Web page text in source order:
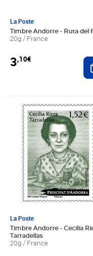
La Poste
Timbre Andorre - Ruta del
20g / France
3,10€
La Poste
Timbre Andorre - Cecilia
Tarradellas
20g / France
Prix 1,52€